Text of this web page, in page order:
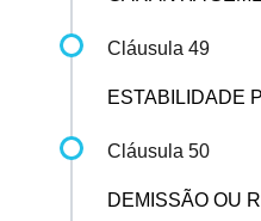
Cláusula 49
ESTABILIDADE
Cláusula 50
DEMISSÃO OU